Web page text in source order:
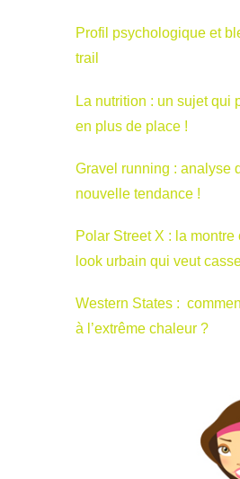
Profil psychologique et
trail
La nutrition : un sujet qui
en plus de place !
Gravel running : analyse
nouvelle tendance !
Polar Street X : la montre
look urbain qui veut
Western States :
à l’extrême chaleur ?